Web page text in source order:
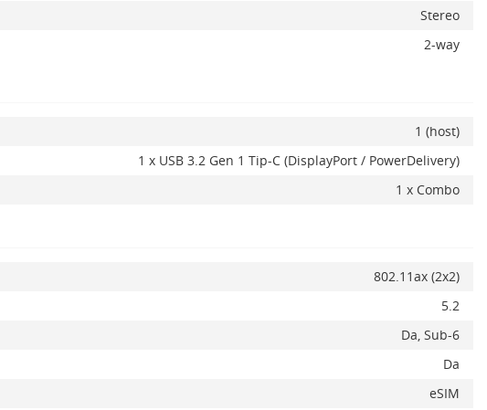
Stereo
2-way
1 (host)
1 x USB 3.2 Gen 1 Tip-C (DisplayPort / PowerDelivery)
1 x Combo
802.11ax (2x2)
5.2
Da, Sub-6
Da
eSIM